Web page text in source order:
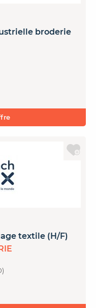
broderie
textile (H/F)